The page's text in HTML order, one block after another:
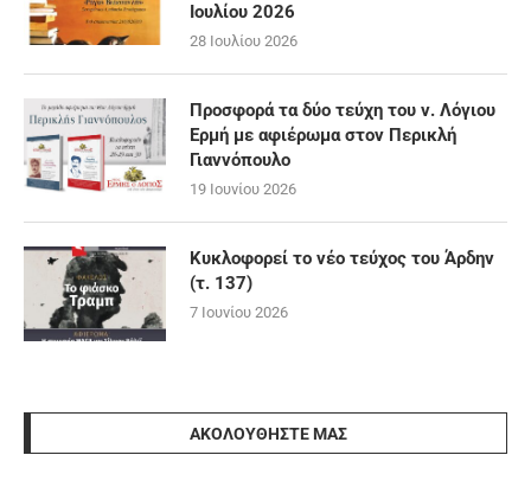
Ιουλίου 2026
28 Ιουλίου 2026
Προσφορά τα δύο τεύχη του ν. Λόγιου
Ερμή με αφιέρωμα στον Περικλή
Γιαννόπουλο
19 Ιουνίου 2026
Κυκλοφορεί το νέο τεύχος του Άρδην
(τ. 137)
7 Ιουνίου 2026
ΑΚΟΛΟΥΘΉΣΤΕ ΜΑΣ